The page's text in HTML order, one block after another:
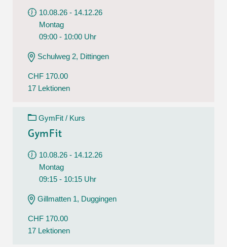
10.08.26 - 14.12.26
Montag
09:00 - 10:00 Uhr
Schulweg 2, Dittingen
CHF 170.00
17 Lektionen
GymFit / Kurs
GymFit
10.08.26 - 14.12.26
Montag
09:15 - 10:15 Uhr
Gillmatten 1, Duggingen
CHF 170.00
17 Lektionen